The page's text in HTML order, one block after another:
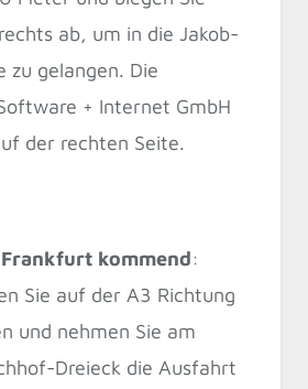
ab, um in die Jakob-
gelangen. Die
+ Internet GmbH
der rechten Seite.
kommend:
Sie auf der A3 Richtung
und nehmen Sie am
Dreieck die Ausfahrt